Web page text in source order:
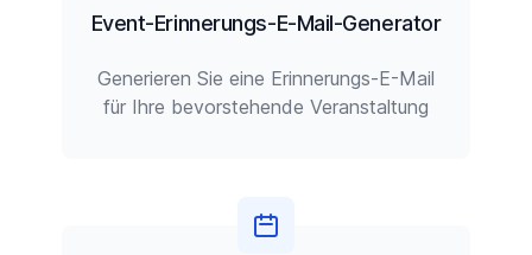
Event-Erinnerungs-E-Mail-Generator
Generieren Sie eine Erinnerungs-E-Mail
für Ihre bevorstehende Veranstaltung